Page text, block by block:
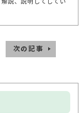
次の記事